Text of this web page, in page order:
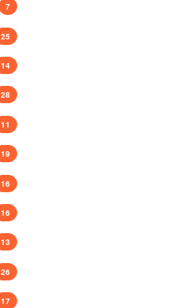
7
25
14
28
11
19
16
16
13
26
17